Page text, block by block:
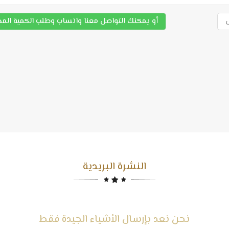
أو يمكنك التواصل معنا واتساب وطلب الكمية
النشرة البريدية
نحن نعد بإرسال الأشياء الجيدة فقط